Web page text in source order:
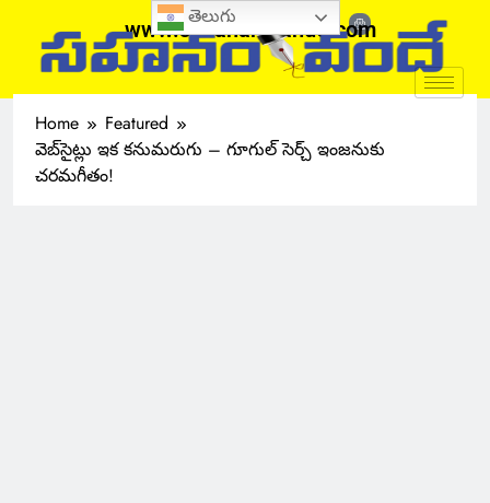
www.sahanamvande.com
Home
Featured
వెబ్‌సైట్లు ఇక కనుమరుగు – గూగుల్ సెర్చ్ ఇంజనుకు
చరమగీతం!
తెలుగు